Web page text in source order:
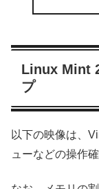
Linux Mint
プ
以下の映像は、
ューなどの操作